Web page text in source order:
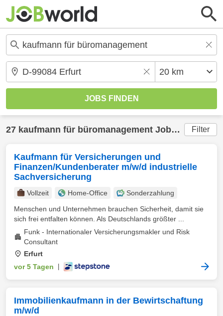
27 kaufmann für büromanagement Jobs in Erfurt
Filter
Kaufmann für Versicherungen und
Finanzen/Kundenberater m/w/d industrielle
Sachversicherung
Vollzeit Home-Office
Sonderzahlung
Menschen und Unternehmen brauchen Sicherheit, damit sie
sich frei entfalten können. Als Deutschlands größter ...
Funk - Internationaler Versicherungsmakler und Risk
Consultant
Erfurt
vor 5 Tagen
Immobilienkaufmann in der Bewirtschaftung
m/w/d